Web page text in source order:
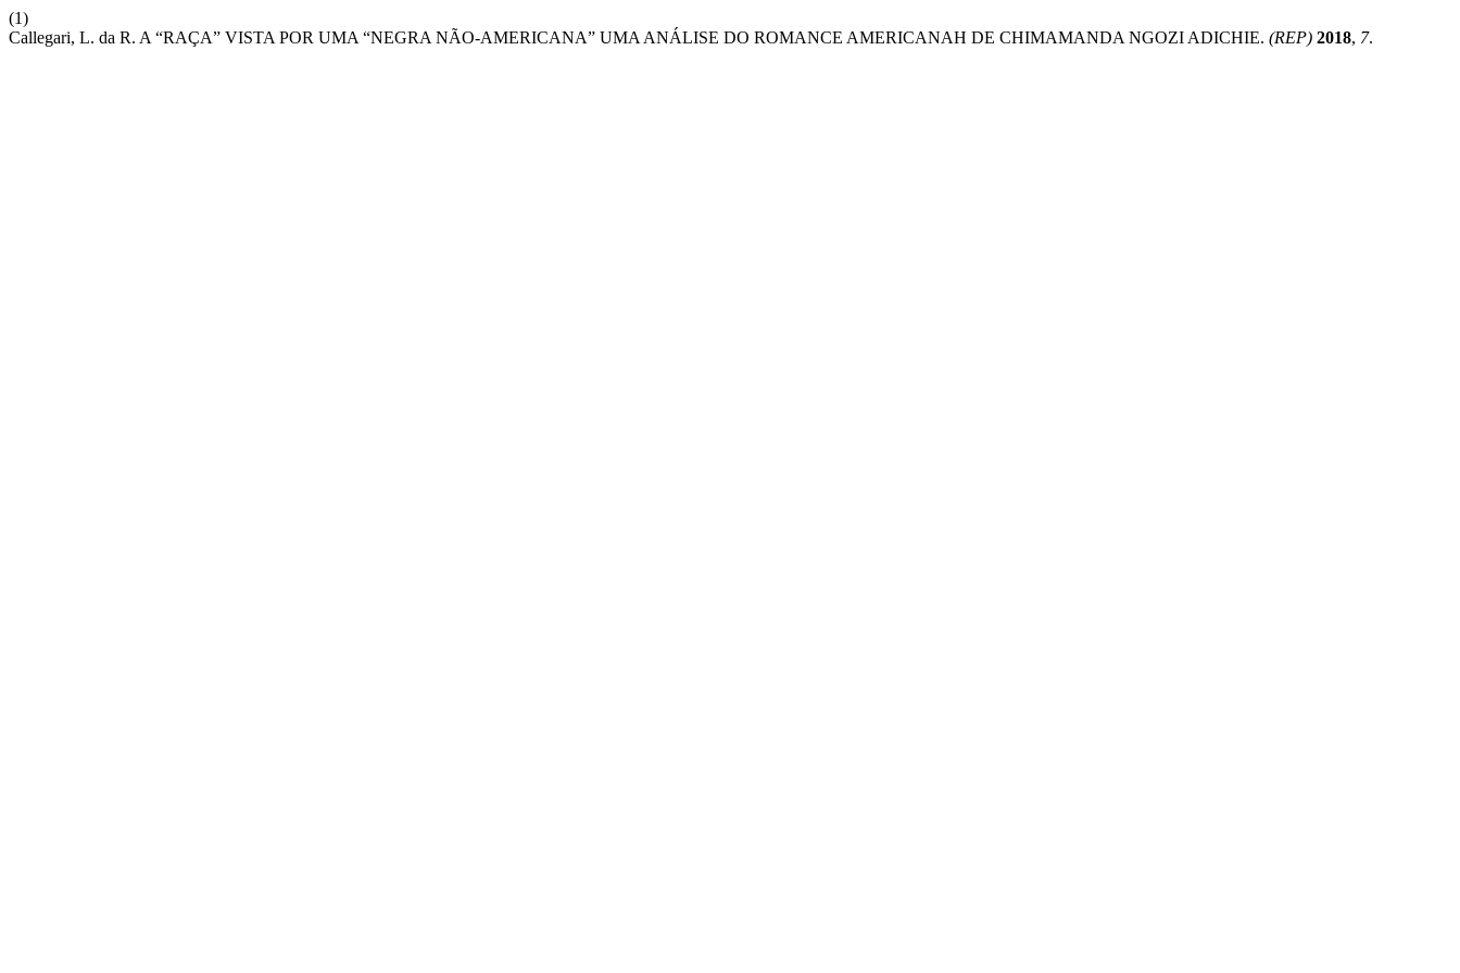
(1)
Callegari, L. da R. A “RAÇA” VISTA POR UMA “NEGRA NÃO-AMERICANA” UMA ANÁLISE DO ROMANCE AMERICANAH DE CHIMAMANDA NGOZI ADICHIE. (REP) 2018, 7.